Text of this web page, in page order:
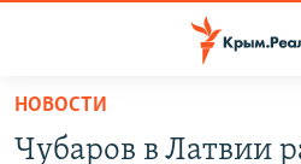
Вернуться
основному
НОВОСТИ
НОВОСТИ
Чубаров в Латвии